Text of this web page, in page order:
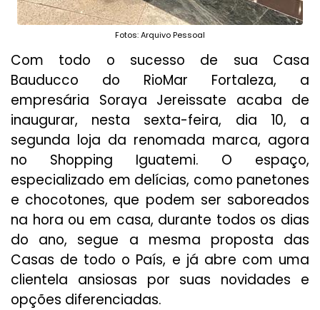
Fotos: Arquivo Pessoal
Com todo o sucesso de sua Casa
Bauducco do RioMar Fortaleza, a
empresária Soraya Jereissate acaba de
inaugurar, nesta sexta-feira, dia 10, a
segunda loja da renomada marca, agora
no Shopping Iguatemi. O espaço,
especializado em delícias, como panetones
e chocotones, que podem ser saboreados
na hora ou em casa, durante todos os dias
do ano, segue a mesma proposta das
Casas de todo o País, e já abre com uma
clientela ansiosas por suas novidades e
opções diferenciadas.